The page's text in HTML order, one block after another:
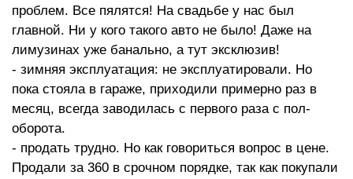
проблем. Все пялятся! На свадьбе у нас был
главной. Ни у кого такого авто не было! Даже на
лимузинах уже банально, а тут эксклюзив!
- зимняя эксплуатация: не эксплуатировали. Но
пока стояла в гараже, приходили примерно раз в
месяц, всегда заводилась с первого раза с пол-
оборота.
- продать трудно. Но как говориться вопрос в цене.
Продали за 360 в срочном порядке, так как покупали